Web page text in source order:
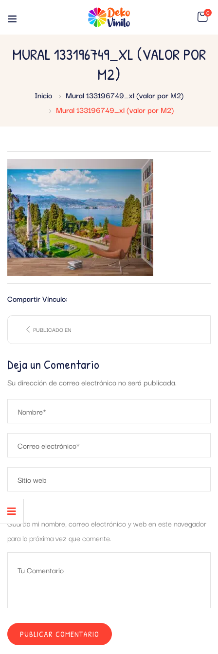
0
MURAL 133196749_XL (VALOR POR
M2)
Inicio
Mural 133196749_xl (valor por M2)
Mural 133196749_xl (valor por M2)
Compartir Vínculo:
PUBLICADO EN
Deja un Comentario
Su dirección de correo electrónico no será publicada.
Guarda mi nombre, correo electrónico y web en este navegador
para la próxima vez que comente.